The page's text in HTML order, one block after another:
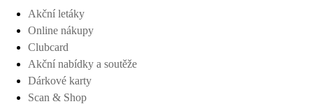
Akční letáky
Online nákupy
Clubcard
Akční nabídky a soutěže
Dárkové karty
Scan & Shop